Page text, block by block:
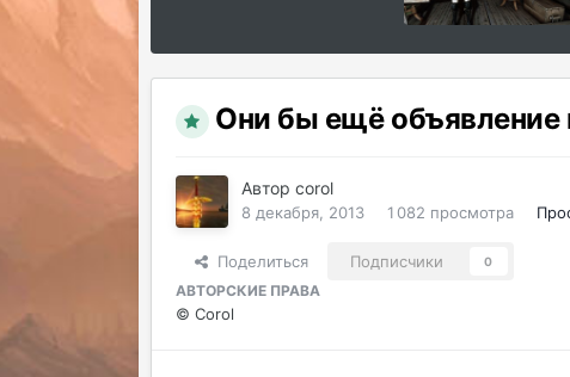
Они бы ещё объявление
Автор corol
8 декабря, 2013 1 082 просмотра
Поделиться Подписчики 0
АВТОРСКИЕ ПРАВА
© Corol